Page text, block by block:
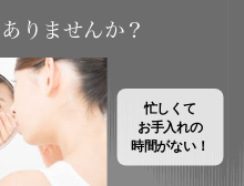
ありませんか？
忙しくて
お手入れの
時間がない！